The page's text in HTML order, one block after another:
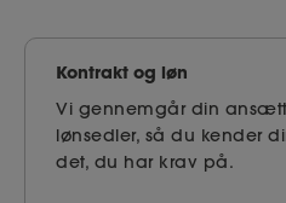
Kontrakt og løn
Vi gennemgår din
lønsedler, så du kender
det, du har krav på.